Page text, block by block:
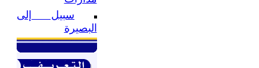
سبيل إلى
البصيرة